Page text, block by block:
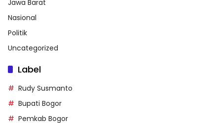
Jawa Barat
Nasional
Politik
Uncategorized
Label
Rudy Susmanto
Bupati Bogor
Pemkab Bogor